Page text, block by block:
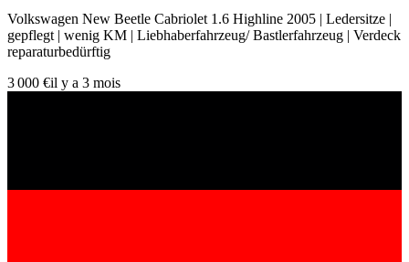
Volkswagen New Beetle Cabriolet 1.6 Highline 2005 | Ledersitze |
gepflegt | wenig KM | Liebhaberfahrzeug/ Bastlerfahrzeug | Verdeck
reparaturbedürftig
3 000 €il y a 3 mois